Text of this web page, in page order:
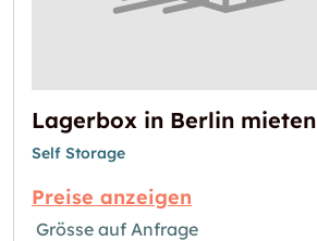
Lagerbox in Berlin mieten
Self Storage
Preise anzeigen
Grösse auf Anfrage